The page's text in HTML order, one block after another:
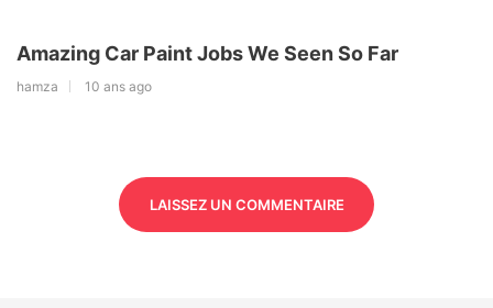
Amazing Car Paint Jobs We Seen So Far
hamza 10 ans ago
LAISSEZ UN COMMENTAIRE